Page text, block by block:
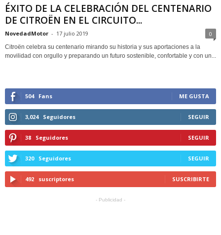
ÉXITO DE LA CELEBRACIÓN DEL CENTENARIO
DE CITROËN EN EL CIRCUITO...
NovedadMotor - 17 julio 2019 0
Citroën celebra su centenario mirando su historia y sus aportaciones a la
movilidad con orgullo y preparando un futuro sostenible, confortable y con un...
504 Fans ME GUSTA
3,024 Seguidores SEGUIR
38 Seguidores SEGUIR
320 Seguidores SEGUIR
492 suscriptores SUSCRIBIRTE
- Publicidad -